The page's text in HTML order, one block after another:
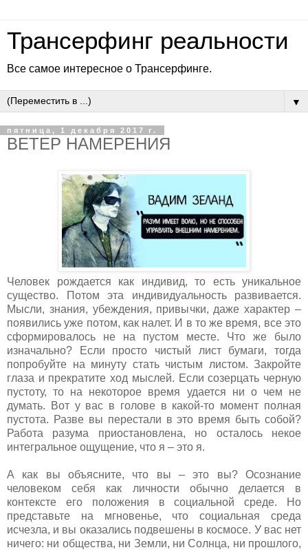
Трансерфинг реальности
Все самое интересное о Трансерфинге.
▼
пятница, 1 декабря 2017 г.
ВЕТЕР НАМЕРЕНИЯ
Человек рождается как индивид, то есть уникальное
существо. Потом эта индивидуальность развивается.
Мысли, знания, убеждения, привычки, даже характер –
появились уже потом, как налет. И в то же время, все это
сформировалось не на пустом месте. Что же было
изначально? Если просто чистый лист бумаги, тогда
попробуйте на минуту стать чистым листом. Закройте
глаза и прекратите ход мыслей. Если созерцать черную
пустоту, то на некоторое время удается ни о чем не
думать. Вот у вас в голове в какой-то момент полная
пустота. Разве вы перестали в это время быть собой?
Работа разума приостановлена, но осталось некое
интегральное ощущение, что я – это я.
А как вы объясните, что вы – это вы? Осознание
человеком себя как личности обычно делается в
контексте его положения в социальной среде. Но
представьте на мгновенье, что социальная среда
исчезла, и вы оказались подвешены в космосе. У вас нет
ничего: ни общества, ни Земли, ни Солнца, ни прошлого,